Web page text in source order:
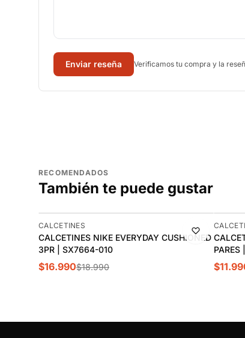
Enviar reseña Verificamos tu compra y la
RECOMENDADOS
También te puede gustar
-11%
CALCETINES
CALCETINES NIKE EVERYDAY CUSHIONED
3PR | SX7664-010
$16.990$18.990
-8%
PARES